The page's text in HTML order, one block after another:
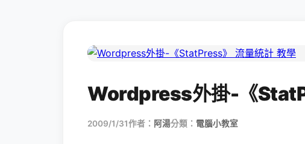
Wordpress外掛-《
2009/1/31作者： 阿湯分類： 電腦小教室